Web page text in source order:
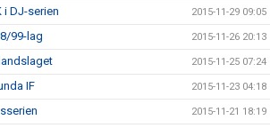
i DJ-serien 2015-11-29 09:05
99-lag 2015-11-26 20:13
2015-11-25 07:24
IF 2015-11-23 04:18
2015-11-21 18:19